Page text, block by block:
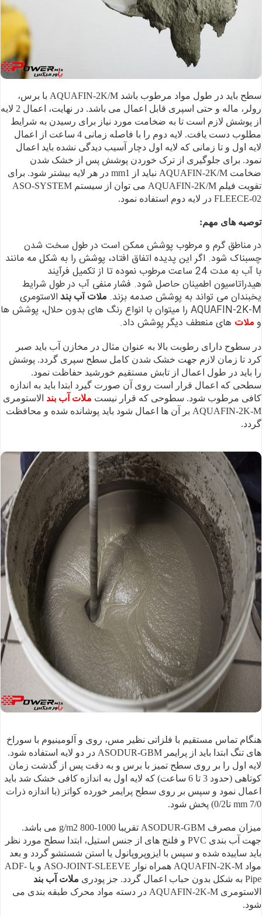
سطح باید در طول مواد
مرطوب باشد AQUAFIN-2K/M با برس،
رولر، ماله و حتی اسپری قابل اعمال می باشد. در نهایت،
اعمال 2 لایه
از پوشش لازم است تا به ضخامت مورد نیاز برای رسیدن به شرایط
مطلوب
دست یافت. لایه دوم را با فاصله زمانی 4 ساعت از اعمال
لایه اول و تا زمانی که لایه اول دچار آسیب دیدگی نشده باید اعمال
نمود. برای جلوگیری از ترک خوردن پوشش پس از خشک شدن
ضخامت AQUAFIN-2K/M نباید از mm1 در هر لایه
بیشتر شود. برای
تقویت فیلم AQUAFIN-2K/M می توان از
سیستم ASO-SYSTEM
FLEECE-02 در لایه دوم استفاده نمود.
توصیه های مهم:
در مناطق گرم و مرطوب پوشش ممکن است در طول سخت شدن
چسبناک شود. اگر این پدیده اتفاق افتاد، پوشش را به شکل مه مانند
با آب به مدت 24 ساعت مرطوب نموده تا از تکمیل فرآیند
هیدراتاسیون اطمینان حاصل شود. فشار منفی آب در طول شرایط
یخبندان می تواند به پوشش صدمه بزند. ملات آب بندالاستومری
AQUAFIN-2K-M را میتوان
با انواع رنگ های بدون حلال، پوشش ها
وملات های منعطف دیگر پوشش داد.
در سطوح دارای رطوبت بالا به عنوان مثال در مخازن آب باید صبر
کرد تا زمان لازم جهت خشک شدن کامل سطح سپری گردد. پوشش
را باید در طول
اعمال از تابش مستقیم خورشید حفاظت نمود.
سطحی که اعمال قرار است روی آن صورت گیرد ابتدا باید به اندازه
کافی مرطوب شود. سطوحی که قرار نیست ملات آب بند الاستومری
AQUAFIN-2K-M بر آن ها اعمال شود باید پوشانده شده و محافظت
گردد.
هنگام تماس مستقیم با فلزاتی نظیر مس، روی و آلومینیوم با سوراخ
های تنگ ابتدا باید از پرایمر ASODUR-GBM در دو لایه
استفاده شود.
لایه اول را بر روی سطح تمیز با برس و به دقت پس از گذشت زمان
کوتاهی
(حدود 3 تا 6 ساعت) که لایه اول به اندازه کافی خشک شد باید
اعمال نمود و سپس بر روی سطح پرایمر خورده کواتز (با اندازه ذرات
mm 7/0 تا0/2) پخش
شود.
میزان مصرف ASODUR-GBM تقریبا g/m2 800-1000 می باشد.
جهت آب بندی PVC و فلنج های از جنس استیل، ابتدا سطح مورد
نظر
باید ساییده شده و سپس با ایزوپروپانول یا استن شستشو گردد و بعد
مواد AQUAFIN-2K-M همراه نوار ASO-JOINT-SLEEVE و یا ADF-
Pipe به شکل بدون
حباب اعمال گردد. جز پودری ملات آب بند
الاستومری AQUAFIN-2K-M در دسته
مواد محرک طبقه بندی می
شود.